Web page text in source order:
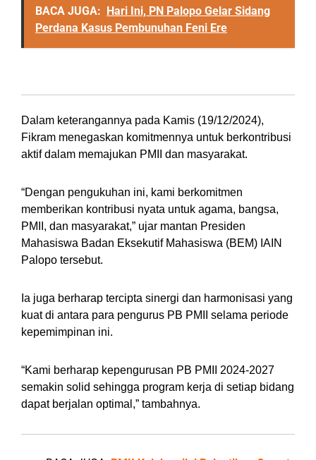
BACA JUGA: Hari Ini, PN Palopo Gelar Sidang
Perdana Kasus Pembunuhan Feni Ere
Dalam keterangannya pada Kamis (19/12/2024),
Fikram menegaskan komitmennya untuk berkontribusi
aktif dalam memajukan PMII dan masyarakat.
“Dengan pengukuhan ini, kami berkomitmen
memberikan kontribusi nyata untuk agama, bangsa,
PMII, dan masyarakat,” ujar mantan Presiden
Mahasiswa Badan Eksekutif Mahasiswa (BEM) IAIN
Palopo tersebut.
Ia juga berharap tercipta sinergi dan harmonisasi yang
kuat di antara para pengurus PB PMII selama periode
kepemimpinan ini.
“Kami berharap kepengurusan PB PMII 2024-2027
semakin solid sehingga program kerja di setiap bidang
dapat berjalan optimal,” tambahnya.